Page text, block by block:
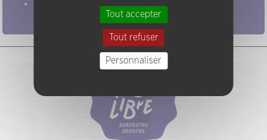
Tout accepter
Tout refuser
Personnaliser